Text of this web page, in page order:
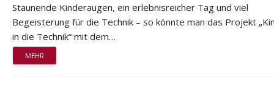
Staunende Kinderaugen, ein erlebnisreicher Tag und viel
Begeisterung für die Technik – so könnte man das Projekt
in die Technik“ mit dem…
MEHR